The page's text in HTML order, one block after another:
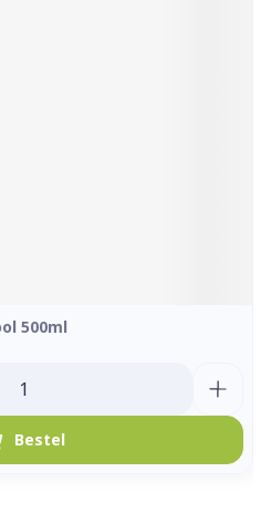
500ml
Bestel